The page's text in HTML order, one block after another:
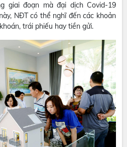
giai đoạn mà đại dịch Covid-19
NĐT có thể nghĩ đến các khoản
trái phiếu hay tiền gửi.